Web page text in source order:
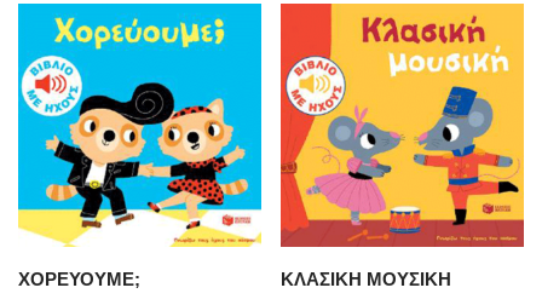
ΧΟΡΕΥΟΥΜΕ; ΚΛΑΣΙΚΗ ΜΟΥΣΙΚΗ